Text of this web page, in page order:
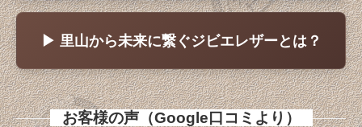
▶ 里山から未来に繋ぐジビエレザーとは？
お客様の声（Google口コミより）